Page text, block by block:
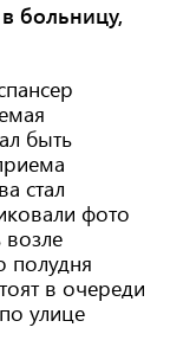
больницу,
быть
стал
фото
полудня
в очереди
улице